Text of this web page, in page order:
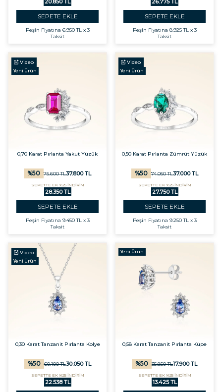
20.850 TL
SEPETE EKLE
Peşin Fiyatına 6.950 TL x 3
Taksit
26.775 TL
SEPETE EKLE
Peşin Fiyatına 8.925 TL x 3
Taksit
Video
Yeni Ürün
0,70 Karat Pırlanta Yakut Yüzük
%50 75.600TL37.800TL
SEPETTE EK %25 İNDİRİM
28.350 TL
SEPETE EKLE
Peşin Fiyatına 9.450 TL x 3
Taksit
Video
Yeni Ürün
0,50 Karat Pırlanta Zümrüt Yüzük
%50 74.050TL37.000TL
SEPETTE EK %25 İNDİRİM
27.750 TL
SEPETE EKLE
Peşin Fiyatına 9.250 TL x 3
Taksit
Video
Yeni Ürün
0,30 Karat Tanzanit Pırlanta Kolye
%50 60.100TL30.050TL
SEPETTE EK %25 İNDİRİM
22.538 TL
Yeni Ürün
0,58 Karat Tanzanit Pırlanta Küpe
%50 35.850TL17.900TL
SEPETTE EK %25 İNDİRİM
13.425 TL